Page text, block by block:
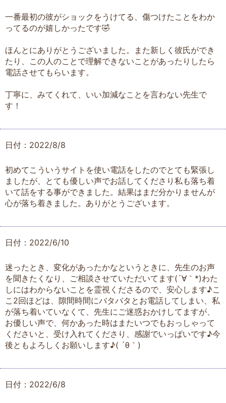
一番最初の彼がショックをうけてる、傷つけたことをわか
ってるのが嬉しかったです🤣
ほんとにありがとうございました。また新しく彼氏ができ
たり、この人のことで理解できないことがあったりしたら
電話させてもらいます。
丁寧に、みてくれて、いい加減なことを言わない先生で
す！
日付：2022/8/8
初めてこういうサイトを使い電話をしたのでとても緊張し
ましたが、とても優しい声でお話してくださり私も落ち着
いて話をする事ができました。結果はまだ分かりませんが
心が落ち着きました。ありがとうございます。
日付：2022/6/10
迷ったとき、変化があったかなというときに、先生のお声
を聞きたくなり、ご相談させていただいてます(´∀｀*)わた
しにはわからないことを霊視くださるので、安心します♪こ
こ2回ほどは、隙間時間にバタバタとお電話してしまい、私
が落ち着いていなくて、先生にご迷惑おかけしてますが、
お優しい声で、何かあった時はまたいつでもおっしゃって
くださいと、受け入れてくださり、感謝でいっぱいです♪今
後ともよろしくお願いします♪( ´θ｀)
日付：2022/6/8